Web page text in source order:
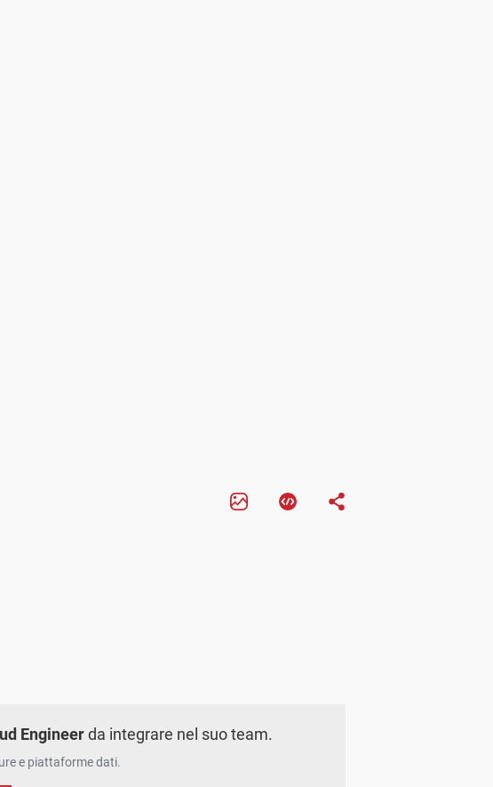
Engineerda integrare nel suo team.
e piattaforme dati.